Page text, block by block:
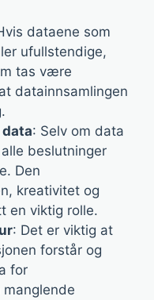
dataene som
ufullstendige,
tas være
datainnsamlingen
: Selv om data
beslutninger
Den
kreativitet og
en viktig rolle.
: Det er viktig at
forstår og
for